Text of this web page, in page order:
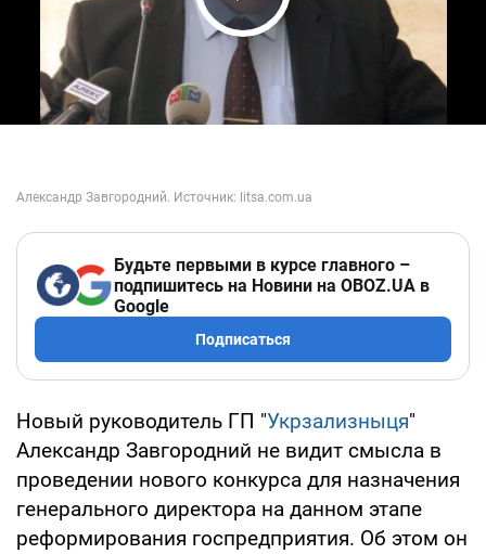
Play Video
Будьте первыми в курсе главного –
подпишитесь на Новини на OBOZ.UA в
Google
Подписаться
Новый руководитель ГП "Укрзализныця"
Александр Завгородний не видит смысла в
проведении нового конкурса для назначения
генерального директора на данном этапе
реформирования госпредприятия. Об этом он